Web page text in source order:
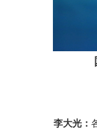
李大光：